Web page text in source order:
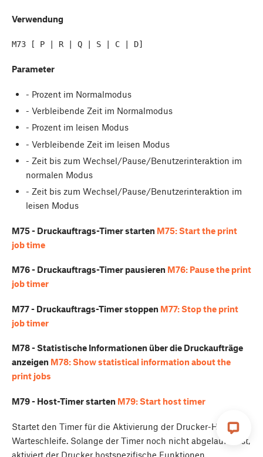
Verwendung
Parameter
- Prozent im Normalmodus
- Verbleibende Zeit im Normalmodus
- Prozent im leisen Modus
- Verbleibende Zeit im leisen Modus
- Zeit bis zum Wechsel/Pause/Benutzerinteraktion im
normalen Modus
- Zeit bis zum Wechsel/Pause/Benutzerinteraktion im
leisen Modus
M75 - Druckauftrags-Timer starten M75: Start the print
job time
M76 - Druckauftrags-Timer pausieren M76: Pause the print
job timer
M77 - Druckauftrags-Timer stoppen M77: Stop the print
job timer
M78 - Statistische Informationen über die Druckaufträge
anzeigen M78: Show statistical information about the
print jobs
M79 - Host-Timer starten M79: Start host timer
Startet den Timer für die Aktivierung der Drucker-Host-
Warteschleife. Solange der Timer noch nicht abgelaufen ist,
aktiviert der Drucker hostspezifische Funktionen.